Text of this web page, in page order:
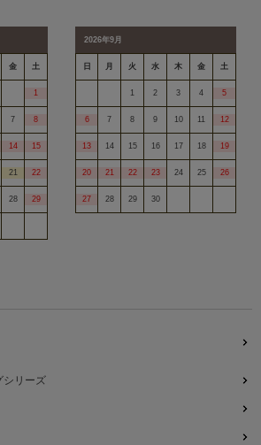
金 土
1
7 8
14 15
21 22
28 29
2026年9月
日 月 火 水 木 金 土
1 2 3 4 5
6 7 8 9 10 11 12
13 14 15 16 17 18 19
20 21 22 23 24 25 26
27 28 29 30
シリーズ